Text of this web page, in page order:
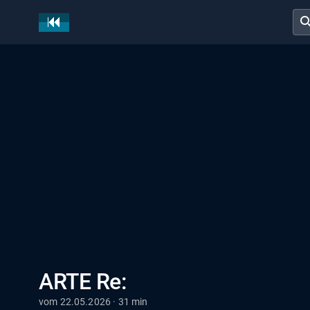
ARTE Re:
vom 22.05.2026 · 31 min